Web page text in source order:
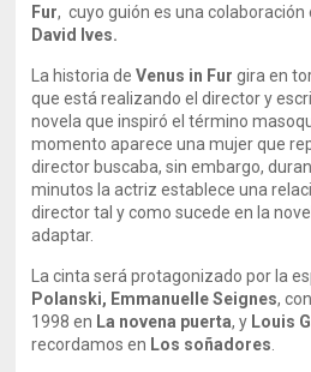
Fur, cuyo guión es una
David Ives.
La historia de Venus in Furgira en
que está realizando el director y
novela que inspiró el término
momento aparece una mujer que
director buscaba, sin embargo,
minutos la actriz establece una
director tal y como sucede en la
adaptar.
La cinta será protagonizado por la
Polanski, Emmanuelle Seignes,
1998 en La novena puerta, y Louis
recordamos en Los soñadores